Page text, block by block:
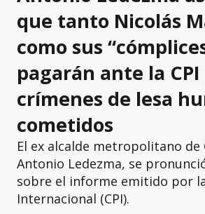
que tanto Nicolás
como sus
pagarán ante la
crímenes de lesa
cometidos
El ex alcalde metropolitano de
Antonio Ledezma, se
sobre el informe emitido por
Internacional (CPI).